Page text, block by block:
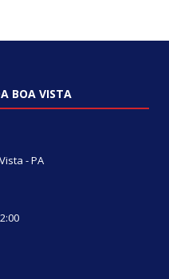
BOA VISTA
- PA